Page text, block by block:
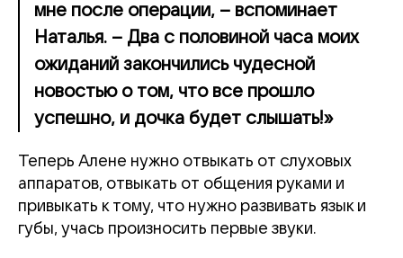
мне после операции, – вспоминает
Наталья. – Два с половиной часа моих
ожиданий закончились чудесной
новостью о том, что все прошло
успешно, и дочка будет слышать!»
Теперь Алене нужно отвыкать от слуховых
аппаратов, отвыкать от общения руками и
привыкать к тому, что нужно развивать язык и
губы, учась произносить первые звуки.